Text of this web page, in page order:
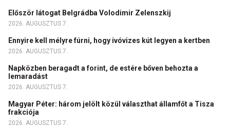
Először látogat Belgrádba Volodimir Zelenszkij
2026. AUGUSZTUS 7.
Ennyire kell mélyre fúrni, hogy ivóvizes kút legyen a kertben
2026. AUGUSZTUS 7.
Napközben beragadt a forint, de estére bőven behozta a
lemaradást
2026. AUGUSZTUS 7.
Magyar Péter: három jelölt közül választhat államfőt a Tisza
frakciója
2026. AUGUSZTUS 7.